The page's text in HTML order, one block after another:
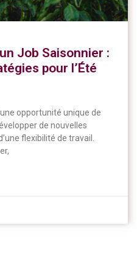
Job Saisonnier :
pour l’Été
opportunité unique de
de nouvelles
flexibilité de travail.